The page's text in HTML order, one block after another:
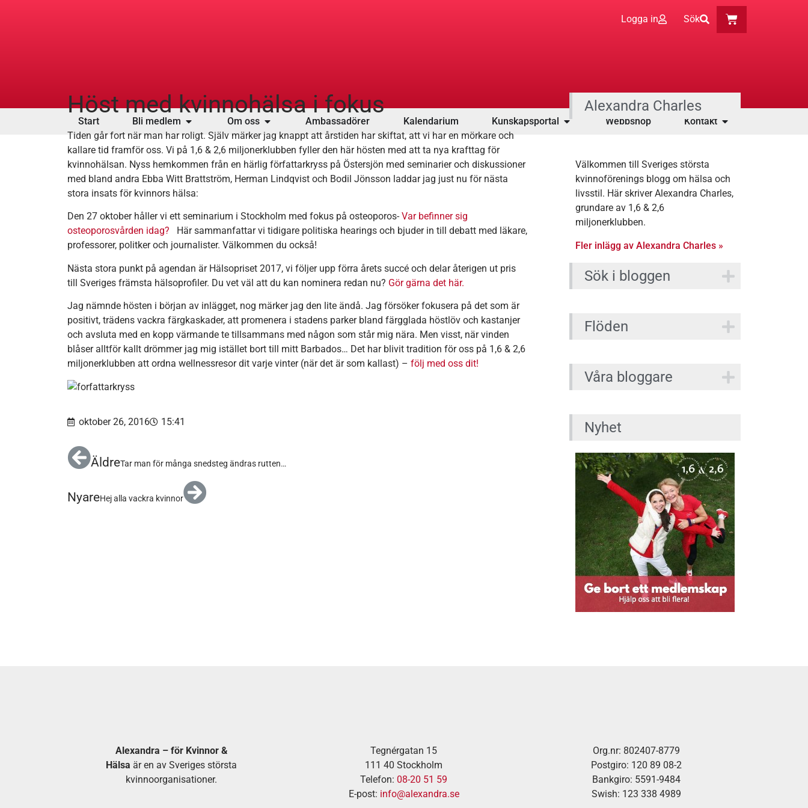
Logga in Sök
Start Bli medlem Om oss Ambassadörer Kalendarium Kunskapsportal Webbshop Kontakt
Höst med kvinnohälsa i fokus
Tiden går fort när man har roligt. Själv märker jag knappt att årstiden har skiftat, att vi har en mörkare och
kallare tid framför oss. Vi på 1,6 & 2,6 miljonerklubben fyller den här hösten med att ta nya krafttag för
kvinnohälsan. Nyss hemkommen från en härlig författarkryss på Östersjön med seminarier och diskussioner
med bland andra Ebba Witt Brattström, Herman Lindqvist och Bodil Jönsson laddar jag just nu för nästa
stora insats för kvinnors hälsa:
Den 27 oktober håller vi ett seminarium i Stockholm med fokus på osteoporos-Var befinner sig
osteoporosvården idag?
Här sammanfattar vi tidigare politiska hearings och bjuder in till debatt med läkare,
professorer, politker och journalister. Välkommen du också!
Nästa stora punkt på agendan är Hälsopriset 2017, vi följer upp förra årets succé och delar återigen ut pris
till Sveriges främsta hälsoprofiler. Du vet väl att du kan nominera redan nu? Gör gärna det här.
Jag nämnde hösten i början av inlägget, nog märker jag den lite ändå. Jag försöker fokusera på det som är
positivt, trädens vackra färgkaskader, att promenera i stadens parker bland färgglada höstlöv och kastanjer
och avsluta med en kopp värmande te tillsammans med någon som står mig nära. Men visst, när vinden
blåser alltför kallt drömmer jag mig istället bort till mitt Barbados… Det har blivit tradition för oss på 1,6 & 2,6
miljonerklubben att ordna wellnessresor dit varje vinter (när det är som kallast) – följ med oss dit!
oktober 26, 2016 15:41
ÄldreTar man för många snedsteg ändras rutten…
NyareHej alla vackra kvinnor
Alexandra Charles
Välkommen till Sveriges största
kvinnoförenings blogg om hälsa och
livsstil. Här skriver Alexandra Charles,
grundare av 1,6 & 2,6
miljonerklubben.
Fler inlägg av Alexandra Charles »
Sök i bloggen
Flöden
Våra bloggare
Nyhet
Alexandra – för Kvinnor &
Hälsa är en av Sveriges största
kvinnoorganisationer.
Tegnérgatan 15
111 40 Stockholm
Telefon: 08-20 51 59
E-post: info@alexandra.se
Org.nr: 802407-8779
Postgiro: 120 89 08-2
Bankgiro: 5591-9484
Swish: 123 338 4989